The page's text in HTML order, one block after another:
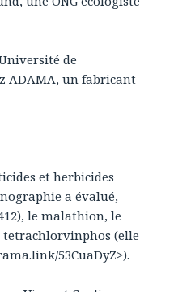
de
ADAMA, un fabricant
et herbicides
a évalué,
le malathion, le
(elle
53CuaDyZ>).